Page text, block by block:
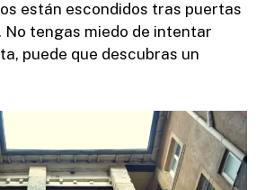
están escondidos tras puertas
No tengas miedo de intentar
puede que descubras un